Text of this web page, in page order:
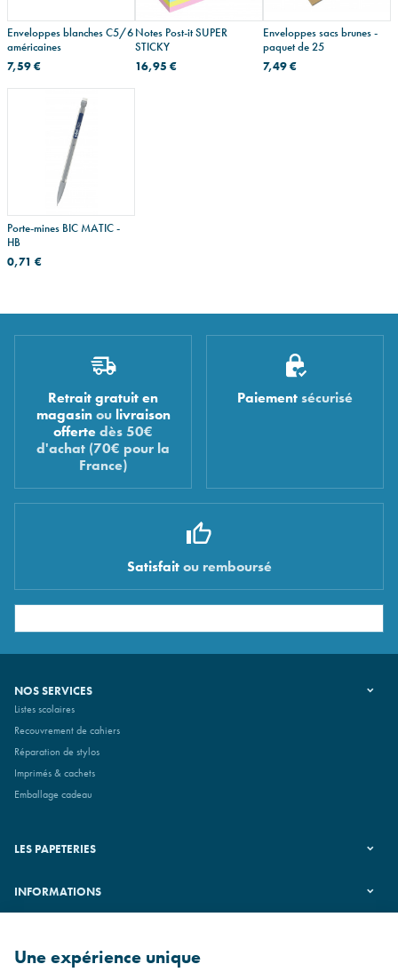
Enveloppes blanches C5/6
américaines
7,59 €
Notes Post-it SUPER
STICKY
16,95 €
Enveloppes sacs brunes -
paquet de 25
7,49 €
Porte-mines BIC MATIC -
HB
0,71 €
Retrait gratuit en
magasinou livraison
offerte dès 50€
d'achat (70€ pour la
France)
Paiement sécurisé
Satisfaitou remboursé
NOS SERVICES
Listes scolaires
Recouvrement de cahiers
Réparation de stylos
Imprimés & cachets
Emballage cadeau
LES PAPETERIES
INFORMATIONS
Une expérience unique